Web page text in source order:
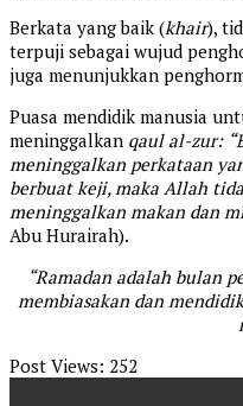
Berkata yang baik (khair),
terpuji sebagai wujud
juga menunjukkan
Puasa mendidik manusia
meninggalkan qaul al-zur:
meninggalkan perkataan
berbuat keji, maka Allah
meninggalkan makan dan
Abu Hurairah).
“Ramadan adalah bulan
membiasakan dan
Post Views: 252